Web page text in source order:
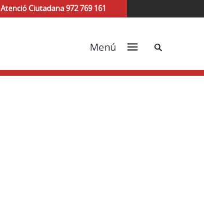
Atenció Ciutadana 972 769 161
Menú Cerca